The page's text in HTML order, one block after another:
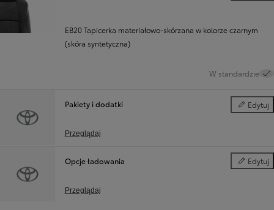
EB20 Tapicerka materiałowo-skórzana w kolorze czarnym
(skóra syntetyczna)
W standardzie
Pakiety i dodatki Edytuj
Pakiety i
Przeglądaj
Opcje ładowania Edytuj
Opcje
Przeglądaj